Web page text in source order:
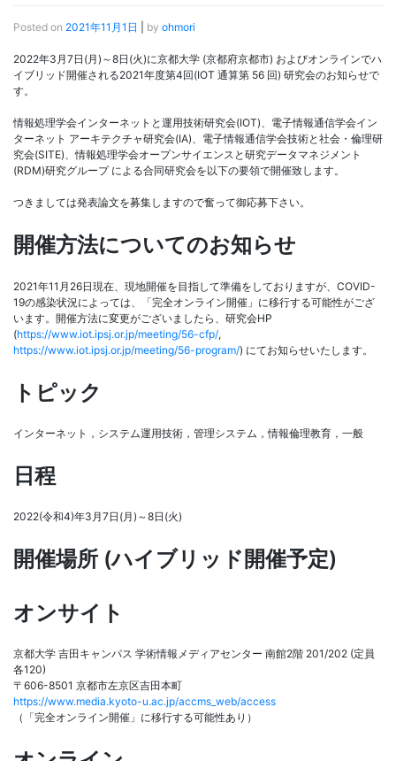
Posted on 2021年11月1日 by ohmori
2022年3月7日(月)～8日(火)に京都大学 (京都府京都市) およびオンラインでハ
イブリッド開催される2021年度第4回(IOT 通算第 56 回) 研究会のお知らせで
す。
情報処理学会インターネットと運用技術研究会(IOT)、電子情報通信学会イン
ターネット アーキテクチャ研究会(IA)、電子情報通信学会技術と社会・倫理研
究会(SITE)、情報処理学会オープンサイエンスと研究データマネジメント
(RDM)研究グループ による合同研究会を以下の要領で開催致します。
つきましては発表論文を募集しますので奮って御応募下さい。
開催方法についてのお知らせ
2021年11月26日現在、現地開催を目指して準備をしておりますが、COVID-
19の感染状況によっては、「完全オンライン開催」に移行する可能性がござ
います。開催方法に変更がございましたら、研究会HP
(https://www.iot.ipsj.or.jp/meeting/56-cfp/,
https://www.iot.ipsj.or.jp/meeting/56-program/) にてお知らせいたします。
トピック
インターネット，システム運用技術，管理システム，情報倫理教育，一般
日程
2022(令和4)年3月7日(月)～8日(火)
開催場所 (ハイブリッド開催予定)
オンサイト
京都大学 吉田キャンパス 学術情報メディアセンター 南館2階 201/202 (定員
各120)
〒606-8501 京都市左京区吉田本町
https://www.media.kyoto-u.ac.jp/accms_web/access
（「完全オンライン開催」に移行する可能性あり）